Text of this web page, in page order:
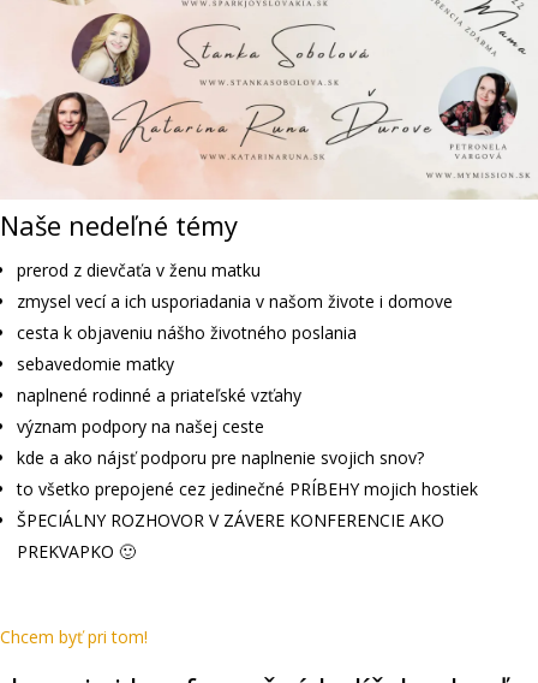
Naše nedeľné témy
prerod z dievčaťa v ženu matku
zmysel vecí a ich usporiadania v našom živote i domove
cesta k objaveniu nášho životného poslania
sebavedomie matky
naplnené rodinné a priateľské vzťahy
význam podpory na našej ceste
kde a ako nájsť podporu pre naplnenie svojich snov?
to všetko prepojené cez jedinečné PRÍBEHY mojich hostiek
ŠPECIÁLNY ROZHOVOR V ZÁVERE KONFERENCIE AKO
PREKVAPKO 🙂
Chcem byť pri tom!